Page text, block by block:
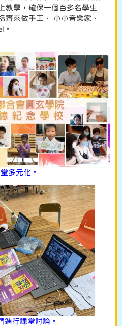
教學，確保一個百多名學生
齊來做手工、 小小音樂家、
。
多元化。
進行課堂討論。